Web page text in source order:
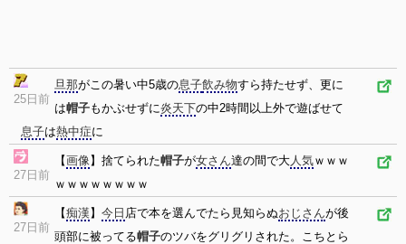
25日前
旦那がこの暑い中5歳の息子飲み物すら持たせず、更に
は帽子もかぶせずに炎天下の中2時間以上外で遊ばせて
息子は熱中症に
27日前
【画像】捨てられた帽子が女さん達の間で大人気ｗｗｗ
ｗｗｗｗｗｗｗｗ
27日前
【痴漢 】 今日 店で本を選んでたら見知らぬおじさんが後
頭部に被ってる帽子のツバをグリグリされた。こちとら